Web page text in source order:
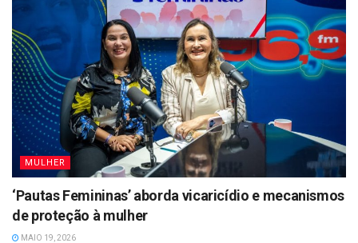
MULHER
‘Pautas Femininas’ aborda vicaricídio e mecanismos
de proteção à mulher
MAIO 19, 2026